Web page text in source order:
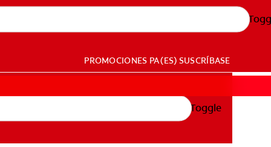
PROMOCIONES PA (ES) SUSCRÍBASE
Toggle